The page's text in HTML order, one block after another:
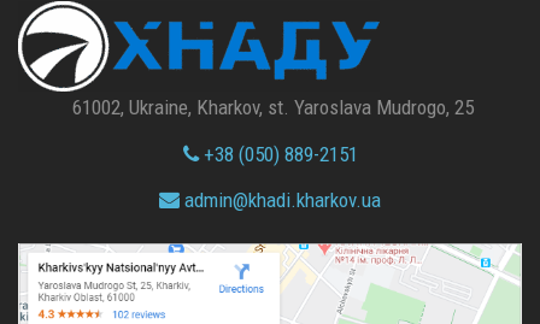
61002, Ukraine, Kharkov, st. Yaroslava Mudrogo, 25
+38 (050) 889-2151
admin@khadi.kharkov.ua